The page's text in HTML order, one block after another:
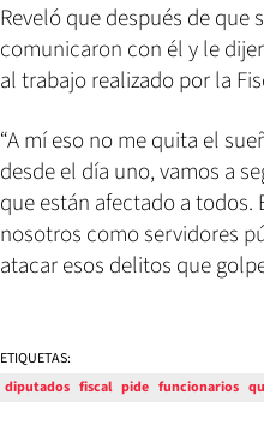
Reveló que después de
comunicaron con él y le
al trabajo realizado por la
“A mí eso no me quita el
desde el día uno, vamos a
que están afectado a
nosotros como servidores
atacar esos delitos que
ETIQUETAS:
diputados fiscal pide funcionarios